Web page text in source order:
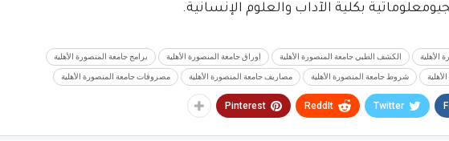
بكلية الآداب والعلوم الإنسانية.
الأهلية الكشف الطبي جامعة المنصورة الأهلية اوراق جامعة المنصورة الأهلية برامج جامعة المنصورة الأهلية
شروط جامعة المنصورة الأهلية مصاريف جامعة المنصورة الأهلية مصروفات جامعة المنصورة الأهلية
Twitter
ReddIt
Pinterest